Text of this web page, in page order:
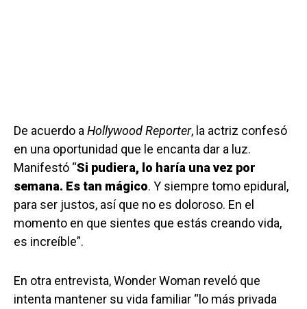
De acuerdo a Hollywood Reporter, la actriz confesó
en una oportunidad que le encanta dar a luz.
Manifestó “Si pudiera, lo haría una vez por
semana. Es tan mágico. Y siempre tomo epidural,
para ser justos, así que no es doloroso. En el
momento en que sientes que estás creando vida,
es increíble”.
En otra entrevista, Wonder Woman reveló que
intenta mantener su vida familiar “lo más privada